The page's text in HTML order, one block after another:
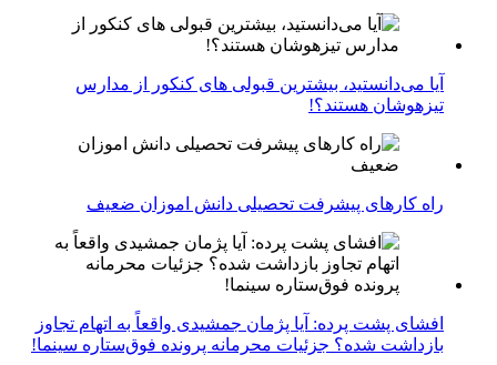
آیا می‌دانستید، بیشترین قبولی های کنکور از مدارس
تیزهوشان هستند؟!
راه کارهای پیشرفت تحصیلی دانش اموزان ضعیف
افشای پشت پرده: آیا پژمان جمشیدی واقعاً به اتهام تجاوز
بازداشت شده؟ جزئیات محرمانه پرونده فوق‌ستاره سینما!